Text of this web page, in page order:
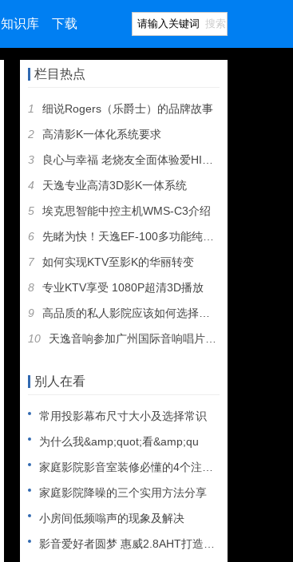
知识库 下载 搜索
栏目热点
1
细说Rogers（乐爵士）的品牌故事
2
高清影K一体化系统要求
3
良心与幸福 老烧友全面体验爱HIFI歌剧二号
4
天逸专业高清3D影K一体系统
5
埃克思智能中控主机WMS-C3介绍
6
先睹为快！天逸EF-100多功能纯甲类耳机放大器即将上市
7
如何实现KTV至影K的华丽转变
8
专业KTV享受 1080P超清3D播放
9
高品质的私人影院应该如何选择设备
10
天逸音响参加广州国际音响唱片展，丰厚大奖等您拿！
别人在看
常用投影幕布尺寸大小及选择常识
为什么我&amp;quot;看&amp;qu
家庭影院影音室装修必懂的4个注意事项
家庭影院降噪的三个实用方法分享
小房间低频嗡声的现象及解决
影音爱好者圆梦 惠威2.8AHT打造百万级私人影院